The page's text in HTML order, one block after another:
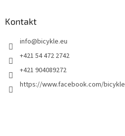
Kontakt
info@bicykle.eu
+421 54 472 2742
+421 904089272
https://www.facebook.com/bicykle